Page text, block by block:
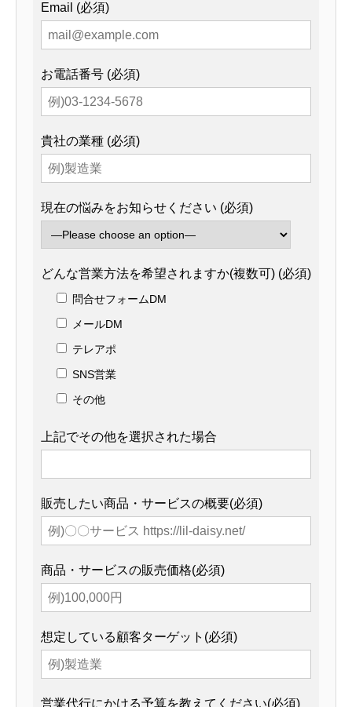
Email (必須)
お電話番号 (必須)
貴社の業種 (必須)
現在の悩みをお知らせください (必須)
どんな営業方法を希望されますか(複数可) (必須)
問合せフォームDM
メールDM
テレアポ
SNS営業
その他
上記でその他を選択された場合
販売したい商品・サービスの概要(必須)
商品・サービスの販売価格(必須)
想定している顧客ターゲット(必須)
営業代行にかける予算を教えてください(必須)